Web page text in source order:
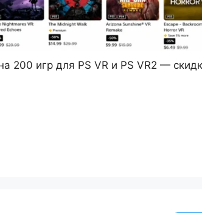
200 игр для PS VR и PS VR2 —